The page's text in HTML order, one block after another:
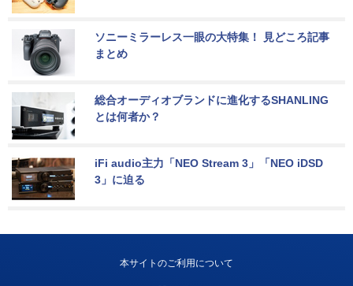
ソニーミラーレス一眼の大特集！ 見どころ記事
まとめ
総合オーディオブランドに進化するSHANLING
とは何者か？
iFi audio主力「NEO Stream 3」「NEO iDSD
3」に迫る
本サイトのご利用について